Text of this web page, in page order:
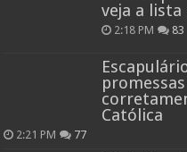
veja a
2:18 PM 83
Católica
2:21 PM 77